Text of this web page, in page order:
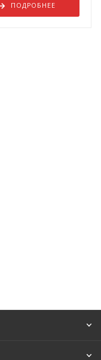
ПОДРОБНЕЕ